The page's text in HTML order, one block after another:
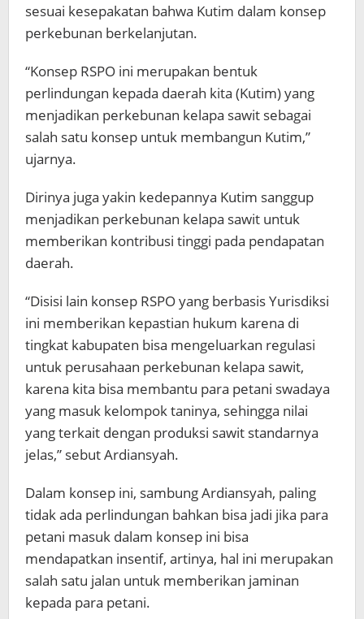
sesuai kesepakatan bahwa Kutim dalam konsep
perkebunan berkelanjutan.
“Konsep RSPO ini merupakan bentuk
perlindungan kepada daerah kita (Kutim) yang
menjadikan perkebunan kelapa sawit sebagai
salah satu konsep untuk membangun Kutim,”
ujarnya.
Dirinya juga yakin kedepannya Kutim sanggup
menjadikan perkebunan kelapa sawit untuk
memberikan kontribusi tinggi pada pendapatan
daerah.
“Disisi lain konsep RSPO yang berbasis Yurisdiksi
ini memberikan kepastian hukum karena di
tingkat kabupaten bisa mengeluarkan regulasi
untuk perusahaan perkebunan kelapa sawit,
karena kita bisa membantu para petani swadaya
yang masuk kelompok taninya, sehingga nilai
yang terkait dengan produksi sawit standarnya
jelas,” sebut Ardiansyah.
Dalam konsep ini, sambung Ardiansyah, paling
tidak ada perlindungan bahkan bisa jadi jika para
petani masuk dalam konsep ini bisa
mendapatkan insentif, artinya, hal ini merupakan
salah satu jalan untuk memberikan jaminan
kepada para petani.